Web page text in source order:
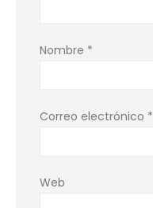
Nombre *
Correo electrónico *
Web